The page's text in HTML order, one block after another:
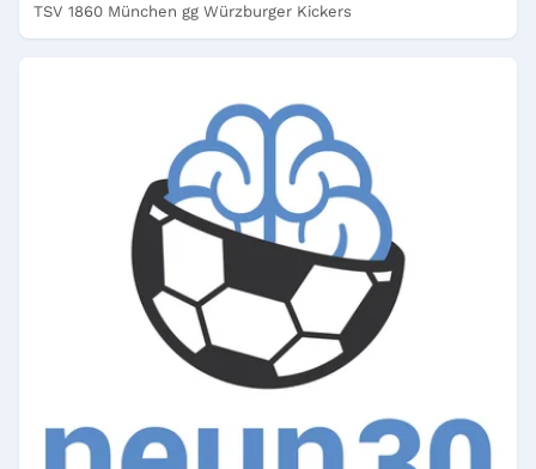
TSV 1860 München gg Würzburger Kickers